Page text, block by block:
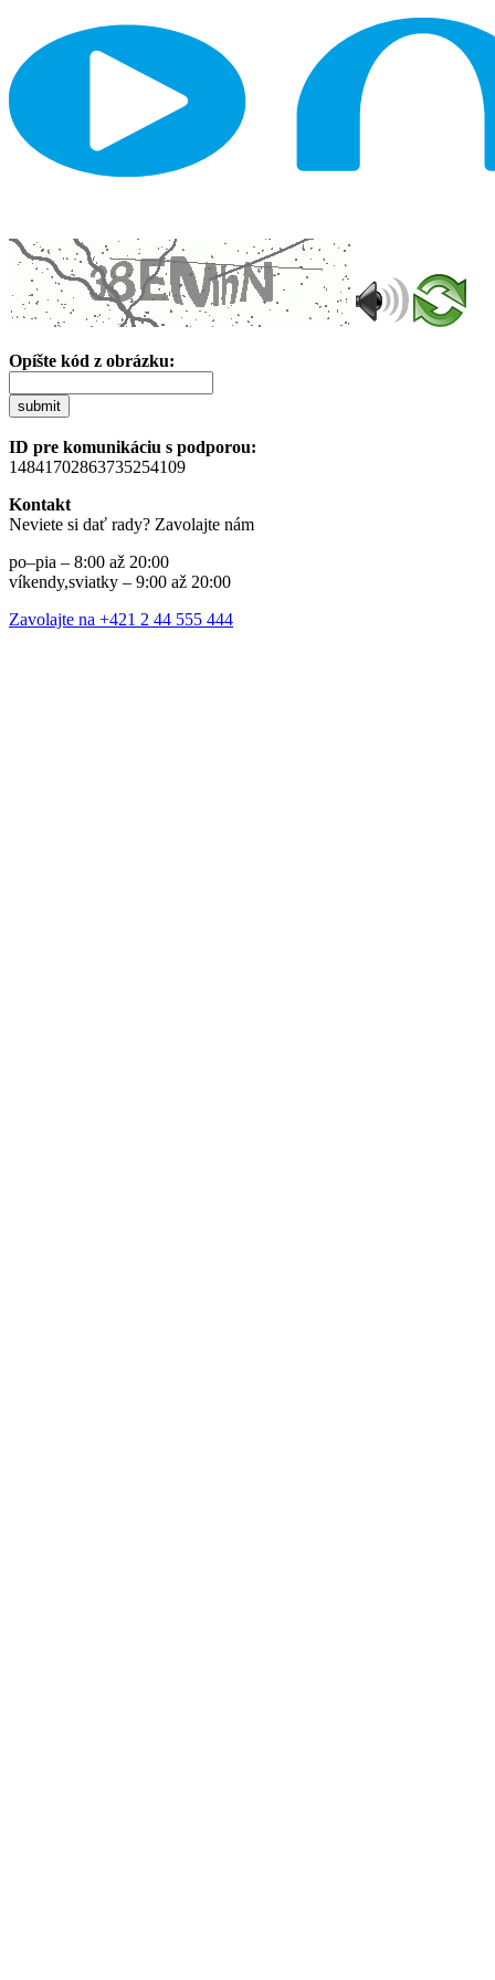
Opíšte kód z obrázku:
submit
ID pre komunikáciu s podporou:
14841702863735254109
Kontakt
Neviete si dať rady? Zavolajte nám
po–pia – 8:00 až 20:00
víkendy,sviatky – 9:00 až 20:00
Zavolajte na +421 2 44 555 444